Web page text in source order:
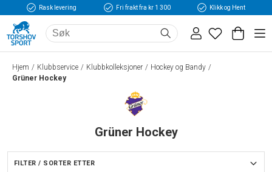
Rask levering Fri frakt fra kr 1 300 Klikk og Hent
Hjem Klubbservice Klubbkolleksjoner
Hockey og Bandy
Grüner Hockey
Grüner Hockey
FILTER / SORTER ETTER